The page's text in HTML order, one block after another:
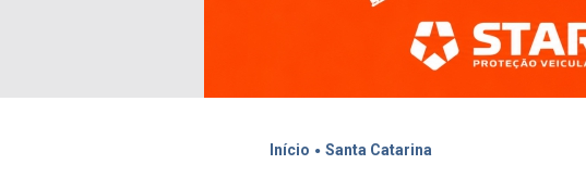
Início . Santa Catarina